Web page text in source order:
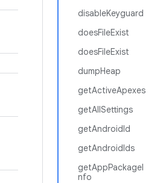
disableKeyguard
doesFileExist
doesFileExist
dumpHeap
getActiveApexes
getAllSettings
getAndroidId
getAndroidIds
getAppPackageI
nfo